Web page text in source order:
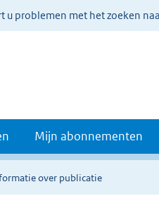
u problemen met het zoeken
Mijn abonnementen
over publicatie